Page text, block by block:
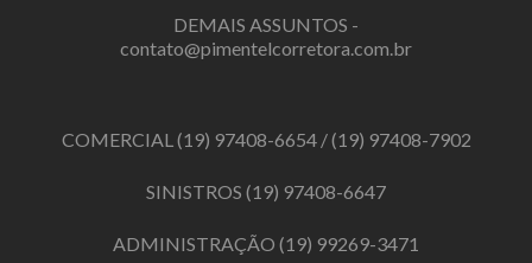
DEMAIS ASSUNTOS -
contato@pimentelcorretora.com.br
COMERCIAL (19) 97408-6654/(19) 97408-7902
SINISTROS (19) 97408-6647
ADMINISTRAÇÃO (19) 99269-3471